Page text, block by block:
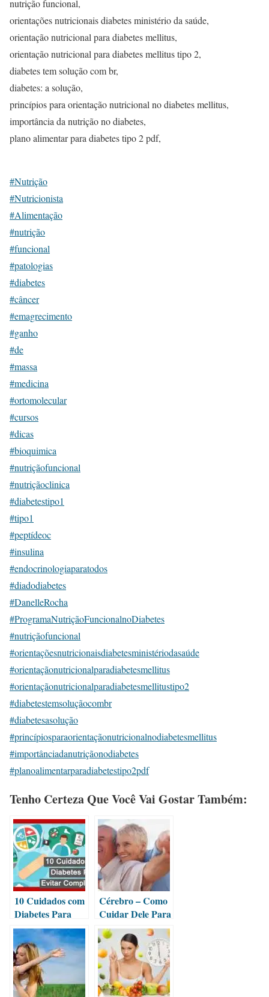
nutrição funcional,
orientações nutricionais diabetes ministério da saúde,
orientação nutricional para diabetes mellitus,
orientação nutricional para diabetes mellitus tipo 2,
diabetes tem solução com br,
diabetes: a solução,
princípios para orientação nutricional no diabetes mellitus,
importância da nutrição no diabetes,
plano alimentar para diabetes tipo 2 pdf,
#Nutrição
#Nutricionista
#Alimentação
#nutrição
#funcional
#patologias
#diabetes
#câncer
#emagrecimento
#ganho
#de
#massa
#medicina
#ortomolecular
#cursos
#dicas
#bioquimica
#nutriçãofuncional
#nutriçãoclinica
#diabetestipo1
#tipo1
#peptídeoc
#insulina
#endocrinologiaparatodos
#diadodiabetes
#DanelleRocha
#ProgramaNutriçãoFuncionalnoDiabetes
#nutriçãofuncional
#orientaçõesnutricionaisdiabetesministériodasaúde
#orientaçãonutricionalparadiabetesmellitus
#orientaçãonutricionalparadiabetesmellitustipo2
#diabetestemsoluçãocombr
#diabetesasolução
#princípiosparaorientaçãonutricionalnodiabetesmellitus
#importânciadanutriçãonodiabetes
#planoalimentarparadiabetestipo2pdf
Tenho Certeza Que Você Vai Gostar Também:
10 Cuidados com
Diabetes Para
Evitar
Complicações
Cérebro – Como
Cuidar Dele Para
Envelhecer Bem